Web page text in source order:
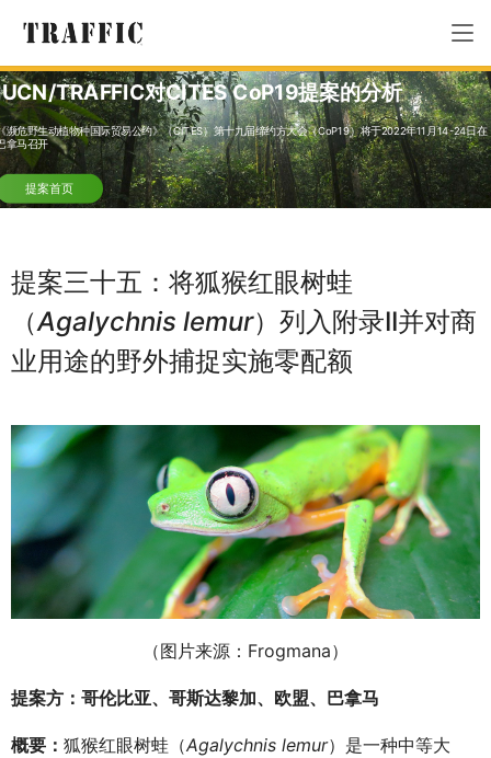
TRAFFIC对CITES CoP19提案的分析
濒危野生动植物种国际贸易公约》（CITES）第十九届缔约方大会（CoP19）将于2022年11月14-24日在
拿马召开
提案首页
提案三十五：将狐猴红眼树蛙
（Agalychnis lemur）列入附录II并对商
业用途的野外捕捉实施零配额
（图片来源：Frogmana）
提案方 ：哥伦比亚、哥斯达黎加、欧盟、 巴拿马
概要 ： 狐猴红眼树蛙（Agalychnis lemur）是一种中等大